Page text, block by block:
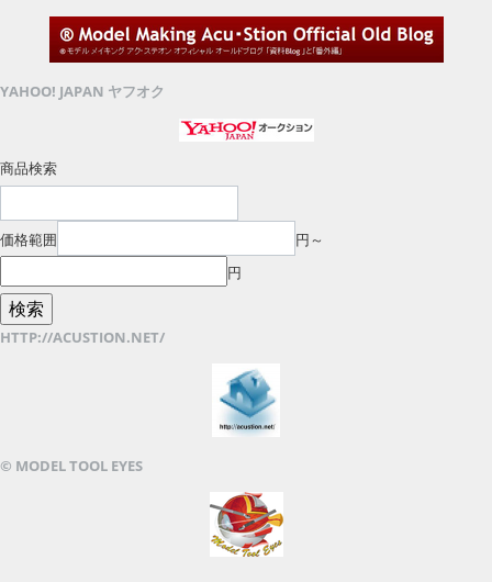
YAHOO! JAPAN ヤフオク
商品検索
価格範囲
円～
円
HTTP://ACUSTION.NET/
© MODEL TOOL EYES